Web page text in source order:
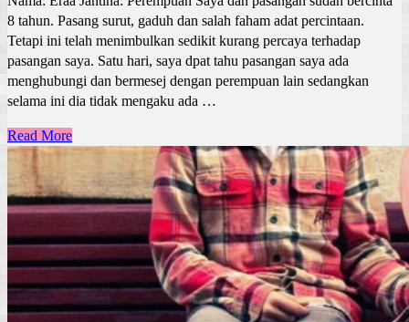
8 tahun. Pasang surut, gaduh dan salah faham adat percintaan.
Tetapi ini telah menimbulkan sedikit kurang percaya terhadap
pasangan saya. Satu hari, saya dpat tahu pasangan saya ada
menghubungi dan bermesej dengan perempuan lain sedangkan
selama ini dia tidak mengaku ada …
Read More